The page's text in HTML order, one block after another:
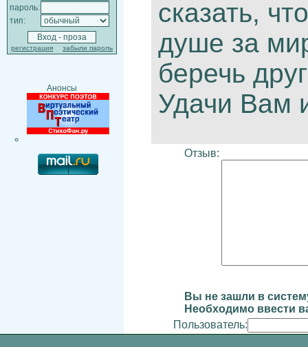
пароль:
тип:
регистрация забыли пароль
Анонсы
сказать,
душе за
беречь
Удачи Вам
Отзыв:
Вы не зашли в
Необходимо ввести
Пользователь: